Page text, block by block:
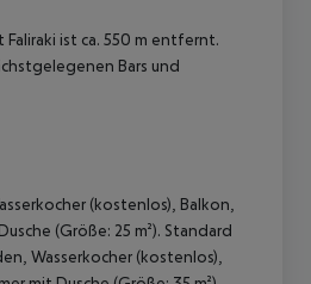
ist ca. 550 m entfernt.
Bars und
(kostenlos), Balkon,
(Größe: 25 m²). Standard
Wasserkocher (kostenlos),